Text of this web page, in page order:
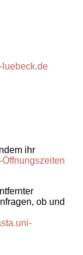
luebeck.de
ihr
ob und